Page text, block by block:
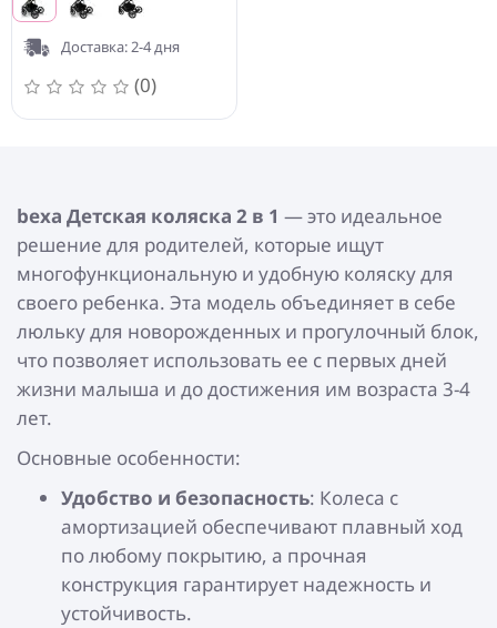
Доставка: 2-4 дня
(0)
bexa Детская коляска 2 в 1 — это идеальное
решение для родителей, которые ищут
многофункциональную и удобную коляску для
своего ребенка. Эта модель объединяет в себе
люльку для новорожденных и прогулочный блок,
что позволяет использовать ее с первых дней
жизни малыша и до достижения им возраста 3-4
лет.
Основные особенности:
Удобство и безопасность: Колеса с
амортизацией обеспечивают плавный ход
по любому покрытию, а прочная
конструкция гарантирует надежность и
устойчивость.